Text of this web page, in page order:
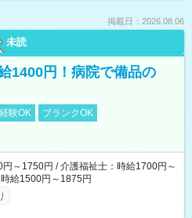
掲載日：2026.08.06
未読
1400円！病院で備品の
験OK
ブランクOK
～1750円 / 介護福祉士：時給1700円～
給1500円～1875円